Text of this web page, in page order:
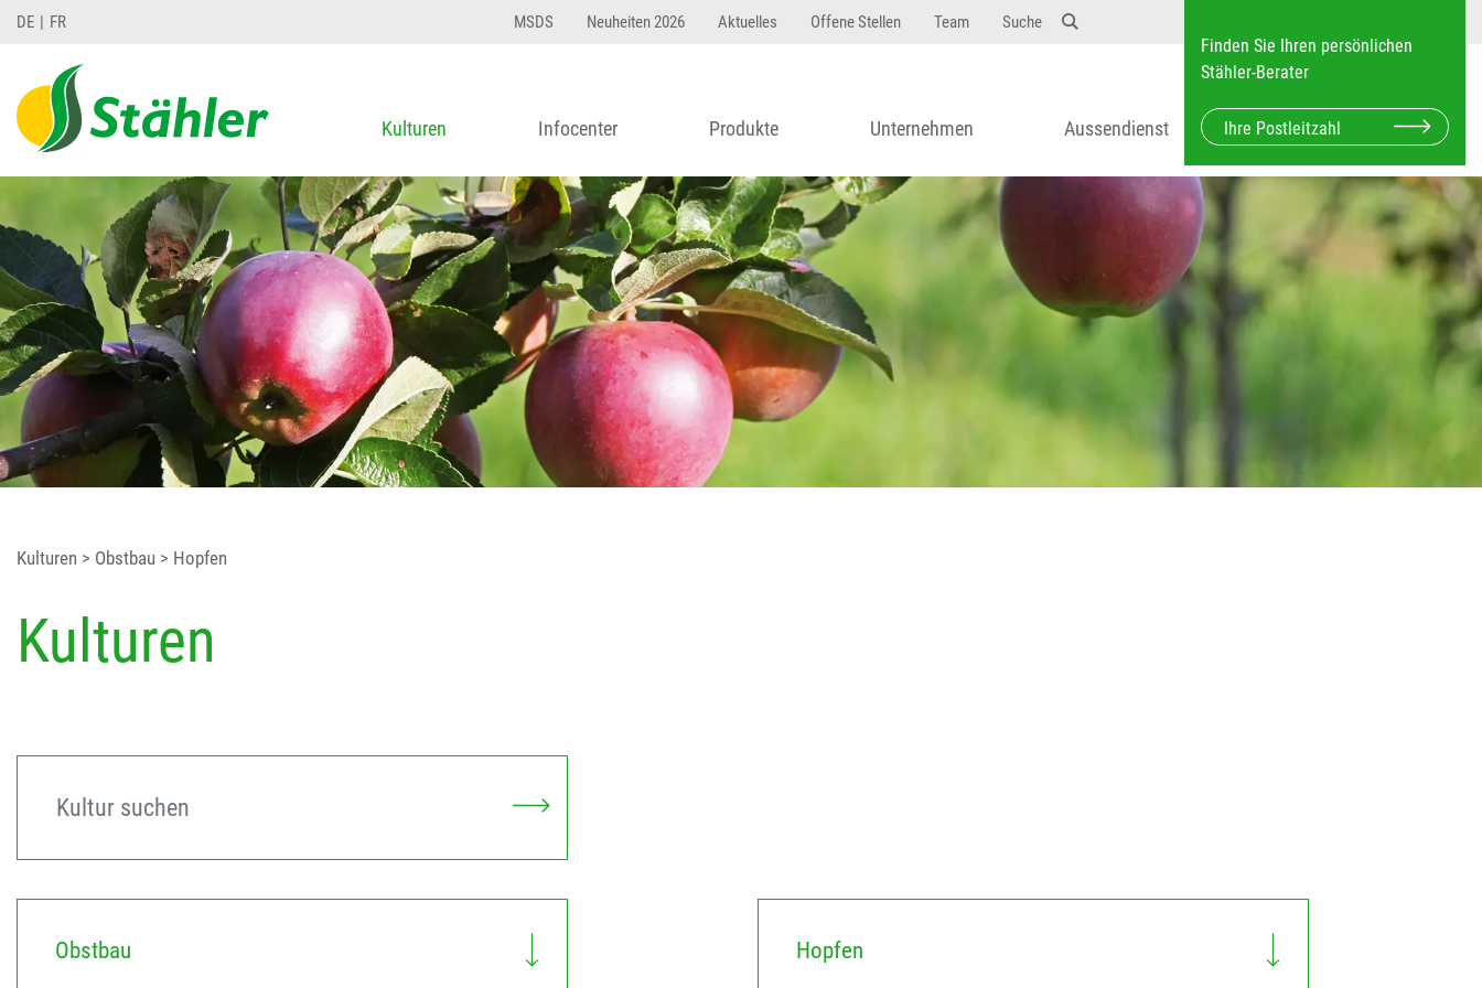
DE FR MSDS Neuheiten 2026 Aktuelles Offene Stellen Team Suche
Finden Sie Ihren persönlichen
Stähler-Berater
Kulturen Infocenter Produkte Unternehmen Aussendienst
Kulturen > Obstbau > Hopfen
Kulturen
Obstbau Hopfen